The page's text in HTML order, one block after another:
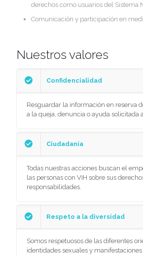
derechos como usuarios del Sistema
Comunicación y participación en
Nuestros valores
Confidencialidad
Resguardar la información en reserva
a la queja, denuncia o ayuda solicitada
Ciudadanía
Todas nuestras acciones buscan el
las personas con VIH sobre sus
responsabilidades.
Respeto a la diversidad
Somos respetuosos de las diferentes
identidades sexuales y manifestaciones